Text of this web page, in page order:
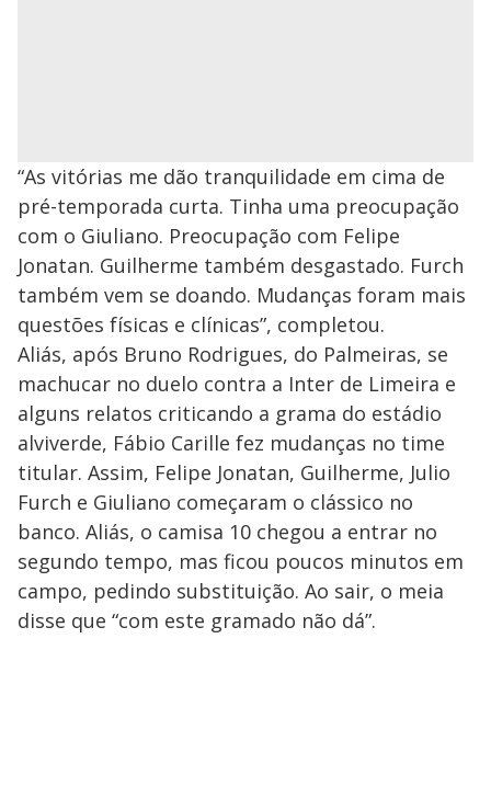
“As vitórias me dão tranquilidade em cima de
pré-temporada curta. Tinha uma preocupação
com o Giuliano. Preocupação com Felipe
Jonatan. Guilherme também desgastado. Furch
também vem se doando. Mudanças foram mais
questões físicas e clínicas”, completou.
Aliás, após Bruno Rodrigues, do Palmeiras, se
machucar no duelo contra a Inter de Limeira e
alguns relatos criticando a grama do estádio
alviverde, Fábio Carille fez mudanças no time
titular. Assim, Felipe Jonatan, Guilherme, Julio
Furch e Giuliano começaram o clássico no
banco. Aliás, o camisa 10 chegou a entrar no
segundo tempo, mas ficou poucos minutos em
campo, pedindo substituição. Ao sair, o meia
disse que “com este gramado não dá”.